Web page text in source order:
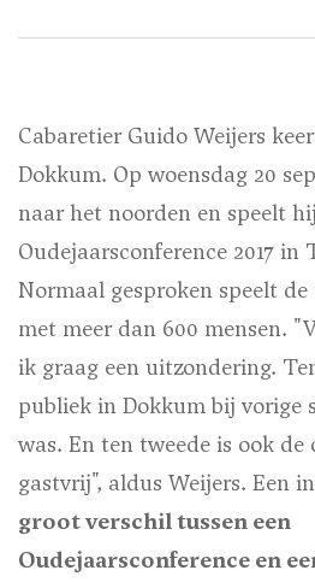
Cabaretier Guido Weijers
Dokkum. Op woensdag 20
naar het noorden en speelt
Oudejaarsconference 2017 in
Normaal gesproken speelt
met meer dan 600 mensen.
ik graag een uitzondering.
publiek in Dokkum bij vorige
was. En ten tweede is ook
gastvrij", aldus Weijers. Een
groot verschil tussen een
Oudejaarsconference en